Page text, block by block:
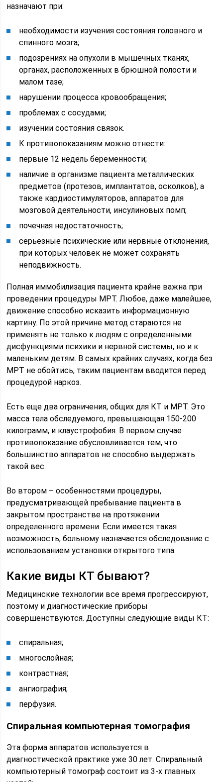
назначают при:
необходимости изучения состояния головного и
спинного мозга;
подозрениях на опухоли в мышечных тканях,
органах, расположенных в брюшной полости и
малом тазе;
нарушении процесса кровообращения;
проблемах с сосудами;
изучении состояния связок.
К противопоказаниям можно отнести:
первые 12 недель беременности;
наличие в организме пациента металлических
предметов (протезов, имплантатов, осколков), а
также кардиостимуляторов, аппаратов для
мозговой деятельности, инсулиновых помп;
почечная недостаточность;
серьезные психические или нервные отклонения,
при которых человек не может сохранять
неподвижность.
Полная иммобилизация пациента крайне важна при
проведении процедуры МРТ. Любое, даже малейшее,
движение способно исказить информационную
картину. По этой причине метод стараются не
применять не только к людям с определенными
дисфункциями психики и нервной системы, но и к
маленьким детям. В самых крайних случаях, когда без
МРТ не обойтись, таким пациентам вводится перед
процедурой наркоз.
Есть еще два ограничения, общих для КТ и МРТ. Это
масса тела обследуемого, превышающая 150-200
килограмм, и клаустрофобия. В первом случае
противопоказание обусловливается тем, что
большинство аппаратов не способно выдержать
такой вес.
Во втором – особенностями процедуры,
предусматривающей пребывание пациента в
закрытом пространстве на протяжении
определенного времени. Если имеется такая
возможность, больному назначается обследование с
использованием установки открытого типа.
Какие виды КТ бывают?
Медицинские технологии все время прогрессируют,
поэтому и диагностические приборы
совершенствуются. Доступны следующие виды КТ:
спиральная;
многослойная;
контрастная;
ангиография;
перфузия.
Спиральная компьютерная томография
Эта форма аппаратов используется в
диагностической практике уже 30 лет. Спиральный
компьютерный томограф состоит из 3-х главных